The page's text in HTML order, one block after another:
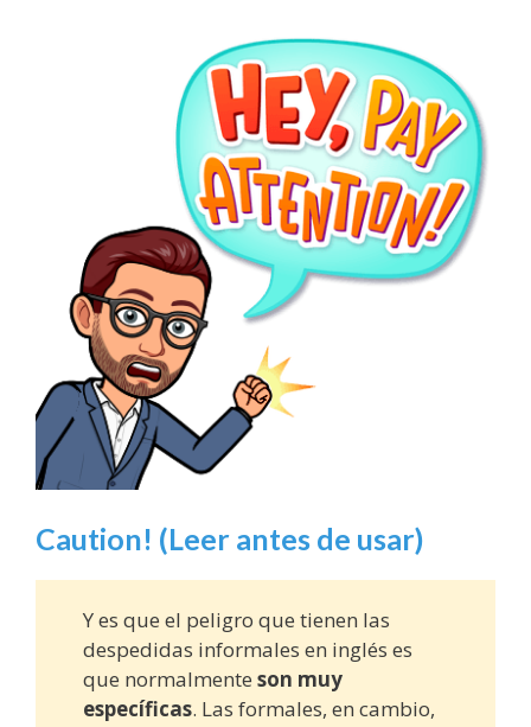
Caution! (Leer antes de usar)
Y es que el peligro que tienen las
despedidas informales en inglés es
que normalmenteson muy
específicas. Las formales, en cambio,